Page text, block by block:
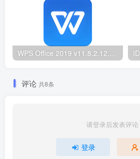
WPS Office 2019 v11.8.2.12344 & 2023 v12.1.0.26899 专业增强版内置序列号永久授权版/集团定制版
评论 共8条
请登录后发表评论
登录